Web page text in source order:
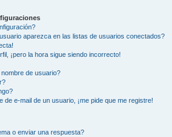
aparezca en las listas de usuarios conectados?
¡pero la hora sigue siendo incorrecto!
de usuario?
de e-mail de un usuario, ¡me pide que me registre!
o enviar una respuesta?